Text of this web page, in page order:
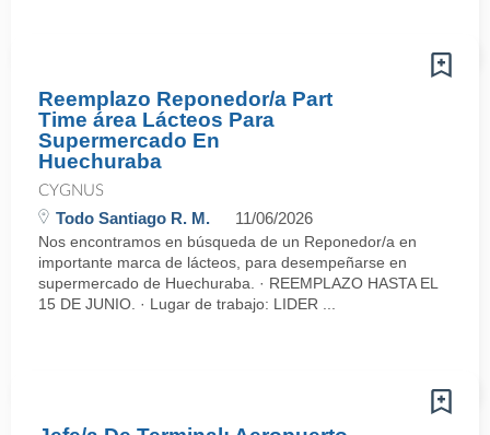
Reemplazo Reponedor/a Part
Time área Lácteos Para
Supermercado En
Huechuraba
CYGNUS
Todo Santiago R. M. 11/06/2026
Nos encontramos en búsqueda de un Reponedor/a en
importante marca de lácteos, para desempeñarse en
supermercado de Huechuraba. · REEMPLAZO HASTA EL
15 DE JUNIO. · Lugar de trabajo: LIDER ...